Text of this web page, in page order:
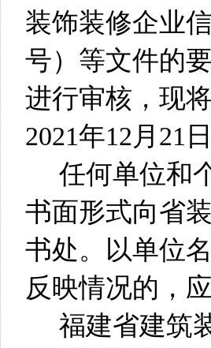
装饰装修企业
号）等文件的
进行审核，现
2021年12月21
任何单位和
书面形式向省
书处。以单位
反映情况的，
福建省建筑